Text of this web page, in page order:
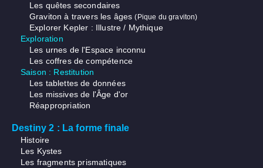
Les quêtes secondaires
Graviton à travers les âges(Pique du graviton)
Explorer Kepler : Illustre / Mythique
Exploration
Les urnes de l'Espace inconnu
Les coffres de compétence
Saison : Restitution
Les tablettes de données
Les missives de l'Âge d'or
Réappropriation
Destiny 2 : La forme finale
Histoire
Les Kystes
Les fragments prismatiques